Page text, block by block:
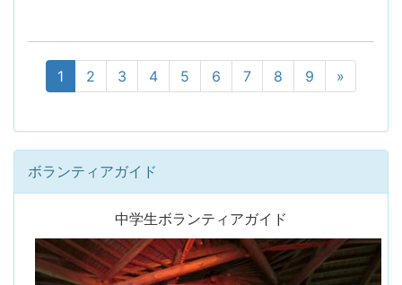
1 2 3 4 5 6 7 8 9 »
ボランティアガイド
中学生ボランティアガイド